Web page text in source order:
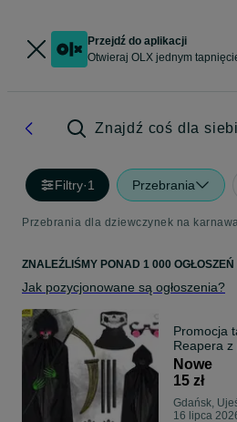
Przejdź do aplikacji
Otwieraj OLX jednym
Znajdź coś dla
Filtry·1 Przebrania
Przebrania dla dziewczynek na
ZNALEŹLIŚMY PONAD 1 000 OGŁOSZEŃ
Jak pozycjonowane są ogłoszenia?
Promocja
Reapera
rękavicami
Nowe
15 zł
Gdańsk,
16 lipca